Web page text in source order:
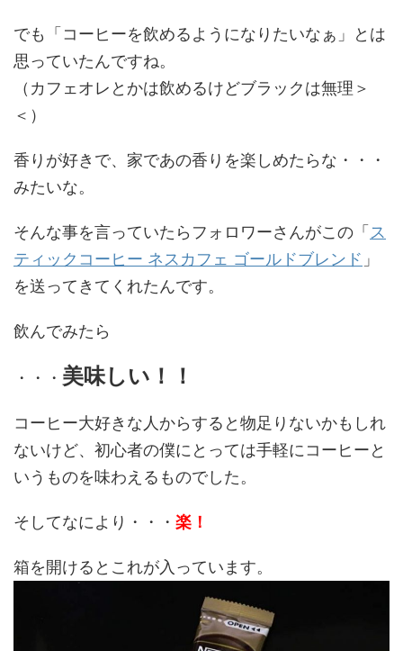
でも「コーヒーを飲めるようになりたいなぁ」とは
思っていたんですね。
（カフェオレとかは飲めるけどブラックは無理＞
＜）
香りが好きで、家であの香りを楽しめたらな・・・
みたいな。
そんな事を言っていたらフォロワーさんがこの「 ス
ティックコーヒー ネスカフェ ゴールドブレンド 」
を送ってきてくれたんです。
飲んでみたら
・・・ 美味しい！！
コーヒー大好きな人からすると物足りないかもしれ
ないけど、初心者の僕にとっては手軽にコーヒーと
いうものを味わえるものでした。
そしてなにより・・・ 楽！
箱を開けるとこれが入っています。